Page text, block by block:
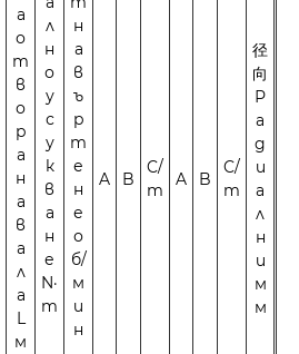
а
о
т
в
о
р
а
н
а
в
а
л
а
L
м
л
н
о
у
с
у
к
в
а
н
е
N·
m
н
а
в
ъ
р
т
е
н
е
о
б/
м
и
н
A B
C/
m
A B
C/
m
径
向
Р
а
д
и
а
л
н
и
м
м